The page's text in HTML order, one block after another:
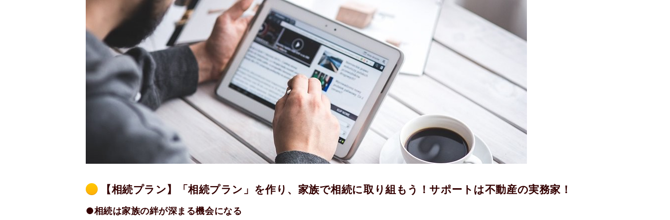
【相続プラン】「相続プラン」を作り、家族で相続に取り組もう！サポートは不動産の実務家！
●相続は家族の絆が深まる機会になる